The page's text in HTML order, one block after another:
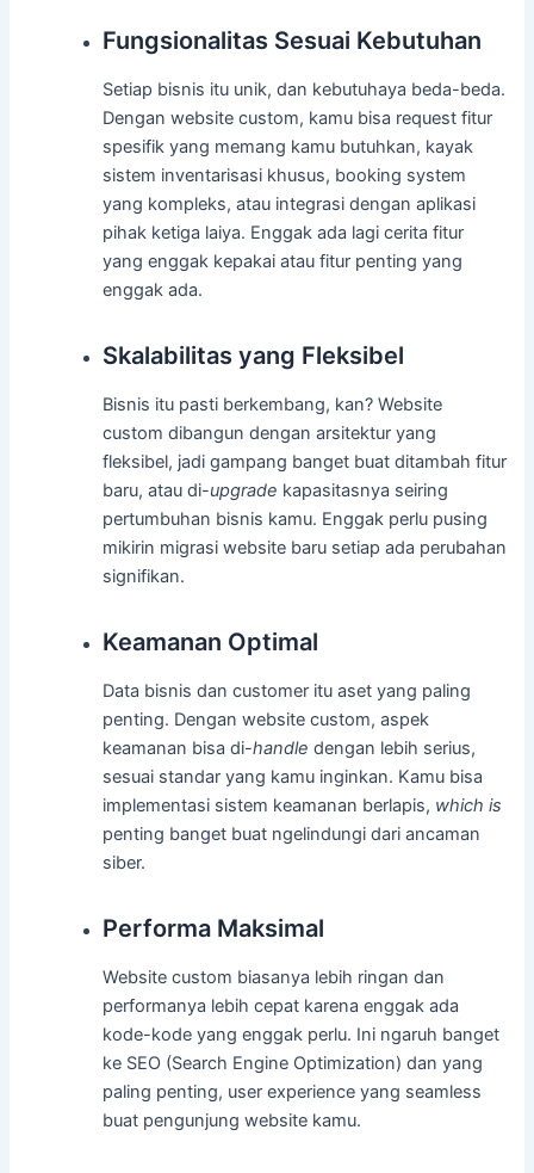
Fungsionalitas Sesuai Kebutuhan
Setiap bisnis itu unik, dan kebutuhaya beda-beda.
Dengan website custom, kamu bisa request fitur
spesifik yang memang kamu butuhkan, kayak
sistem inventarisasi khusus, booking system
yang kompleks, atau integrasi dengan aplikasi
pihak ketiga laiya. Enggak ada lagi cerita fitur
yang enggak kepakai atau fitur penting yang
enggak ada.
Skalabilitas yang Fleksibel
Bisnis itu pasti berkembang, kan? Website
custom dibangun dengan arsitektur yang
fleksibel, jadi gampang banget buat ditambah fitur
baru, atau di-upgrade kapasitasnya seiring
pertumbuhan bisnis kamu. Enggak perlu pusing
mikirin migrasi website baru setiap ada perubahan
signifikan.
Keamanan Optimal
Data bisnis dan customer itu aset yang paling
penting. Dengan website custom, aspek
keamanan bisa di-handle dengan lebih serius,
sesuai standar yang kamu inginkan. Kamu bisa
implementasi sistem keamanan berlapis, which is
penting banget buat ngelindungi dari ancaman
siber.
Performa Maksimal
Website custom biasanya lebih ringan dan
performanya lebih cepat karena enggak ada
kode-kode yang enggak perlu. Ini ngaruh banget
ke SEO (Search Engine Optimization) dan yang
paling penting, user experience yang seamless
buat pengunjung website kamu.